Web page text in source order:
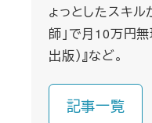
ょっとしたスキ
師」で月10万円
出版）』など。
記事一覧